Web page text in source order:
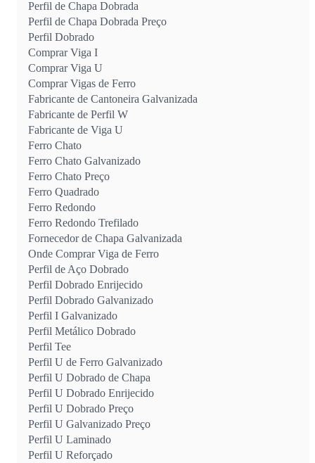
Perfil de Chapa Dobrada
Perfil de Chapa Dobrada Preço
Perfil Dobrado
Comprar Viga I
Comprar Viga U
Comprar Vigas de Ferro
Fabricante de Cantoneira Galvanizada
Fabricante de Perfil W
Fabricante de Viga U
Ferro Chato
Ferro Chato Galvanizado
Ferro Chato Preço
Ferro Quadrado
Ferro Redondo
Ferro Redondo Trefilado
Fornecedor de Chapa Galvanizada
Onde Comprar Viga de Ferro
Perfil de Aço Dobrado
Perfil Dobrado Enrijecido
Perfil Dobrado Galvanizado
Perfil I Galvanizado
Perfil Metálico Dobrado
Perfil Tee
Perfil U de Ferro Galvanizado
Perfil U Dobrado de Chapa
Perfil U Dobrado Enrijecido
Perfil U Dobrado Preço
Perfil U Galvanizado Preço
Perfil U Laminado
Perfil U Reforçado